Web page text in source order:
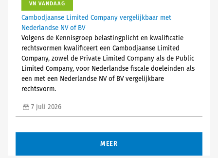
VN VANDAAG
Cambodjaanse Limited Company vergelijkbaar met
Nederlandse NV of BV
Volgens de Kennisgroep belastingplicht en kwalificatie
rechtsvormen kwalificeert een Cambodjaanse Limited
Company, zowel de Private Limited Company als de Public
Limited Company, voor Nederlandse fiscale doeleinden als
een met een Nederlandse NV of BV vergelijkbare
rechtsvorm.
7 juli 2026
MEER